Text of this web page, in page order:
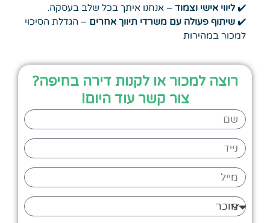
✔️ליווי אישי וצמוד – אנחנו איתך בכל שלב בעסקה.
✔️ שיתוף פעולה עם משרדי תיווך אחרים – הגדלת הסיכוי
למכור במהירות
רוצה למכור או לקנות דירה בחיפה?
צור קשר עוד היום!
שם
נייד
מייל
מוכר
או